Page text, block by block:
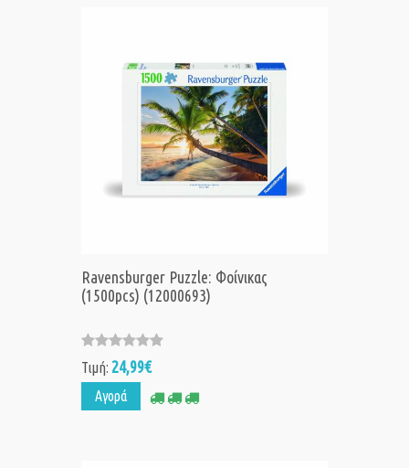
Ravensburger Puzzle: Φοίνικας
(1500pcs) (12000693)
Τιμή: 24,99€
Αγορά